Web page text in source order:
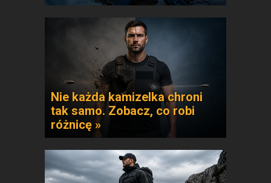
Nie każda kamizelka chroni
tak samo. Zobacz, co robi
różnicę »